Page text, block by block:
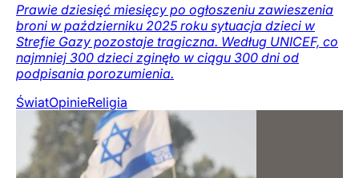
Prawie dziesięć miesięcy po ogłoszeniu zawieszenia
broni w październiku 2025 roku sytuacja dzieci w
Strefie Gazy pozostaje tragiczna. Według UNICEF, co
najmniej 300 dzieci zginęło w ciągu 300 dni od
podpisania porozumienia.
ŚwiatOpinieReligia